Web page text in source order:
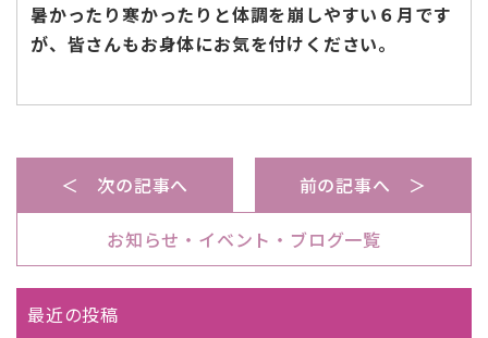
暑かったり寒かったりと体調を崩しやすい６月です
が、皆さんもお身体にお気を付けください。
＜ 次の記事へ
お知らせ・イベント・ブログ一覧
前の記事へ ＞
最近の投稿